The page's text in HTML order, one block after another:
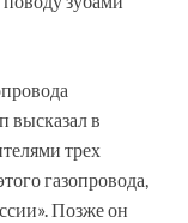
высказал в
трех
газопровода,
Позже он